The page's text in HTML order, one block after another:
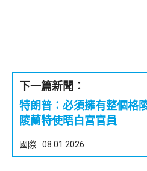
下一篇新聞：
特朗普：必須擁有整個
陵蘭特使晤白宮官員
國際 08.01.2026